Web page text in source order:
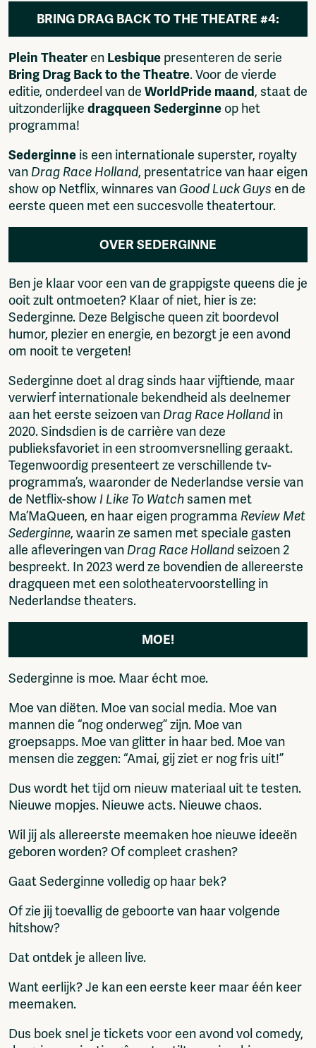
BRING DRAG BACK TO THE THEATRE #4:
SEDERGINNE
Plein Theater en Lesbique presenteren de serie
Bring Drag Back to the Theatre. Voor de vierde
editie, onderdeel van de WorldPride maand, staat de
uitzonderlijke dragqueen Sederginne op het
programma!
Sederginne is een internationale superster, royalty
van Drag Race Holland, presentatrice van haar eigen
show op Netflix, winnares vanGood Luck Guys en de
eerste queen met een succesvolle theatertour.
OVER SEDERGINNE
Ben je klaar voor een van de grappigste queens die je
ooit zult ontmoeten? Klaar of niet, hier is ze:
Sederginne. Deze Belgische queen zit boordevol
humor, plezier en energie, en bezorgt je een avond
om nooit te vergeten!
Sederginne doet al drag sinds haar vijftiende, maar
verwierf internationale bekendheid als deelnemer
aan het eerste seizoen van Drag Race Hollandin
2020. Sindsdien is de carrière van deze
publieksfavoriet in een stroomversnelling geraakt.
Tegenwoordig presenteert ze verschillende tv-
programma’s, waaronder de Nederlandse versie van
de Netflix-show I Like To Watchsamen met
Ma’MaQueen, en haar eigen programma Review Met
Sederginne, waarin ze samen met speciale gasten
alle afleveringen van Drag Race Hollandseizoen 2
bespreekt. In 2023 werd ze bovendien de allereerste
dragqueen met een solotheatervoorstelling in
Nederlandse theaters.
MOE!
Sederginne is moe. Maar écht moe.
Moe van diëten. Moe van social media. Moe van
mannen die “nog onderweg” zijn. Moe van
groepsapps. Moe van glitter in haar bed. Moe van
mensen die zeggen: “Amai, gij ziet er nog fris uit!”
Dus wordt het tijd om nieuw materiaal uit te testen.
Nieuwe mopjes. Nieuwe acts. Nieuwe chaos.
Wil jij als allereerste meemaken hoe nieuwe ideeën
geboren worden? Of compleet crashen?
Gaat Sederginne volledig op haar bek?
Of zie jij toevallig de geboorte van haar volgende
hitshow?
Dat ontdek je alleen live.
Want eerlijk? Je kan een eerste keer maar één keer
meemaken.
Dus boek snel je tickets voor een avond vol comedy,